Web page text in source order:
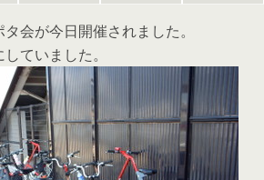
会が今日開催されました。
ていました。